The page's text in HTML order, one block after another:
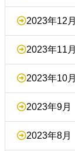
2023年12月
2023年11月
2023年10月
2023年9月
2023年8月